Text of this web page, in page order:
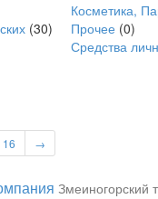
Косметика,
(30) Прочее (0)
Средства
16 →
Змеиногорский